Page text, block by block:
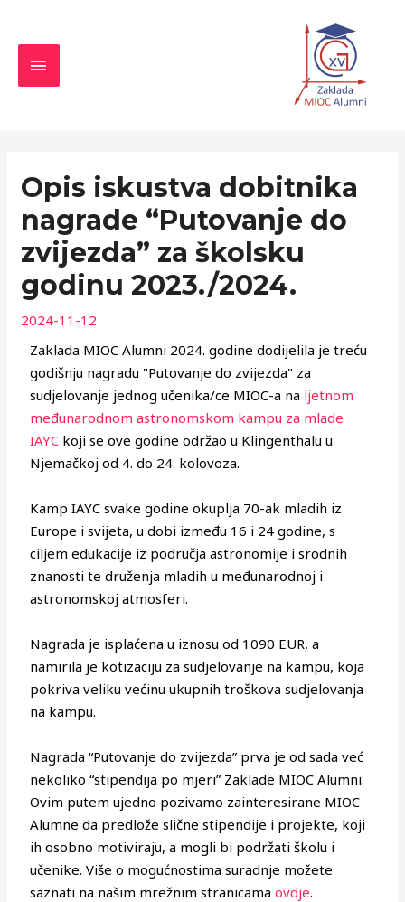
MENU
Opis iskustva dobitnika
nagrade “Putovanje do
zvijezda” za školsku
godinu 2023./2024.
2024-11-12
Zaklada MIOC Alumni 2024. godine dodijelila je treću
godišnju nagradu "Putovanje do zvijezda" za
sudjelovanje jednog učenika/ce MIOC-a na ljetnom
međunarodnom astronomskom kampu za mlade
IAYC koji se ove godine održao u Klingenthalu u
Njemačkoj od 4. do 24. kolovoza.
Kamp IAYC svake godine okuplja 70-ak mladih iz
Europe i svijeta, u dobi između 16 i 24 godine, s
ciljem edukacije iz područja astronomije i srodnih
znanosti te druženja mladih u međunarodnoj i
astronomskoj atmosferi.
Nagrada je isplaćena u iznosu od 1090 EUR, a
namirila je kotizaciju za sudjelovanje na kampu, koja
pokriva veliku većinu ukupnih troškova sudjelovanja
na kampu.
Nagrada “Putovanje do zvijezda” prva je od sada već
nekoliko “stipendija po mjeri” Zaklade MIOC Alumni.
Ovim putem ujedno pozivamo zainteresirane MIOC
Alumne da predlože slične stipendije i projekte, koji
ih osobno motiviraju, a mogli bi podržati školu i
učenike. Više o mogućnostima suradnje možete
saznati na našim mrežnim stranicamaovdje.